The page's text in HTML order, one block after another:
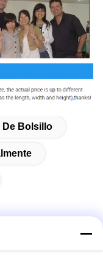
De Bolsillo